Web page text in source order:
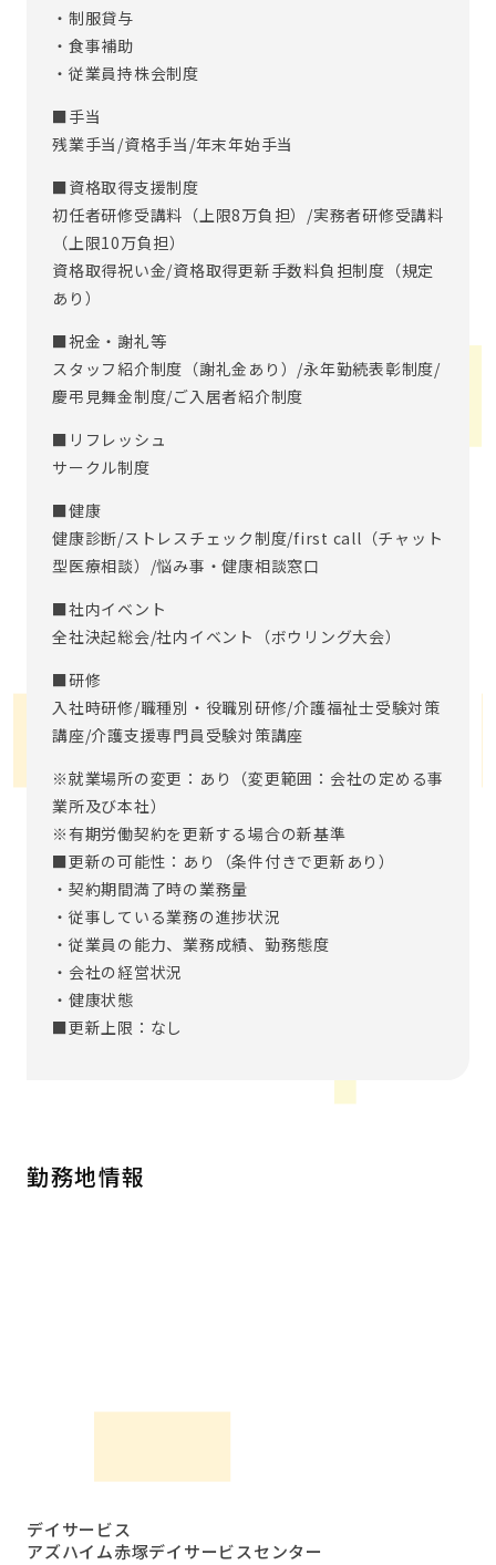
・制服貸与
・食事補助
・従業員持株会制度
■手当
残業手当/資格手当/年末年始手当
■資格取得支援制度
初任者研修受講料（上限8万負担）/実務者研修受講料
（上限10万負担）
資格取得祝い金/資格取得更新手数料負担制度（規定
あり）
■祝金・謝礼等
スタッフ紹介制度（謝礼金あり）/永年勤続表彰制度/
慶弔見舞金制度/ご入居者紹介制度
■リフレッシュ
サークル制度
■健康
健康診断/ストレスチェック制度/first call（チャット
型医療相談）/悩み事・健康相談窓口
■社内イベント
全社決起総会/社内イベント（ボウリング大会）
■研修
入社時研修/職種別・役職別研修/介護福祉士受験対策
講座/介護支援専門員受験対策講座
※就業場所の変更：あり（変更範囲：会社の定める事
業所及び本社）
※有期労働契約を更新する場合の新基準
■更新の可能性：あり（条件付きで更新あり）
・契約期間満了時の業務量
・従事している業務の進捗状況
・従業員の能力、業務成績、勤務態度
・会社の経営状況
・健康状態
■更新上限：なし
勤務地情報
デイサービス
アズハイム赤塚デイサービスセンター